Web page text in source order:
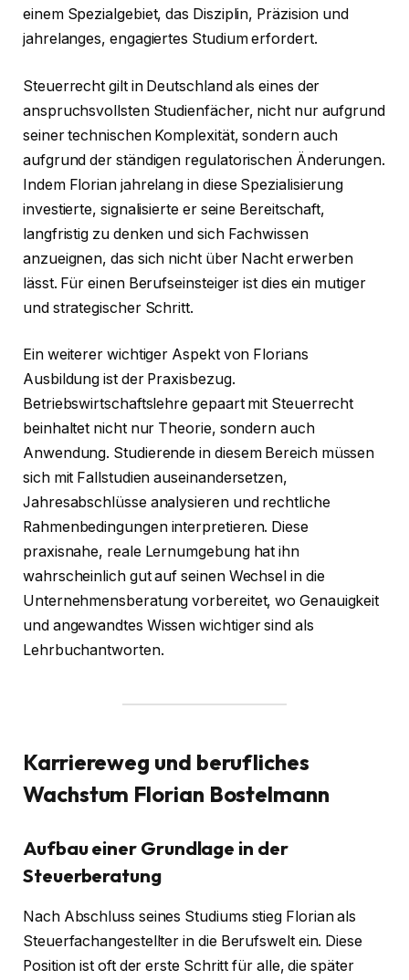
einem Spezialgebiet, das Disziplin, Präzision und
jahrelanges, engagiertes Studium erfordert.
Steuerrecht gilt in Deutschland als eines der
anspruchsvollsten Studienfächer, nicht nur aufgrund
seiner technischen Komplexität, sondern auch
aufgrund der ständigen regulatorischen Änderungen.
Indem Florian jahrelang in diese Spezialisierung
investierte, signalisierte er seine Bereitschaft,
langfristig zu denken und sich Fachwissen
anzueignen, das sich nicht über Nacht erwerben
lässt. Für einen Berufseinsteiger ist dies ein mutiger
und strategischer Schritt.
Ein weiterer wichtiger Aspekt von Florians
Ausbildung ist der Praxisbezug.
Betriebswirtschaftslehre gepaart mit Steuerrecht
beinhaltet nicht nur Theorie, sondern auch
Anwendung. Studierende in diesem Bereich müssen
sich mit Fallstudien auseinandersetzen,
Jahresabschlüsse analysieren und rechtliche
Rahmenbedingungen interpretieren. Diese
praxisnahe, reale Lernumgebung hat ihn
wahrscheinlich gut auf seinen Wechsel in die
Unternehmensberatung vorbereitet, wo Genauigkeit
und angewandtes Wissen wichtiger sind als
Lehrbuchantworten.
Karriereweg und berufliches
Wachstum Florian Bostelmann
Aufbau einer Grundlage in der
Steuerberatung
Nach Abschluss seines Studiums stieg Florian als
Steuerfachangestellter in die Berufswelt ein. Diese
Position ist oft der erste Schritt für alle, die später